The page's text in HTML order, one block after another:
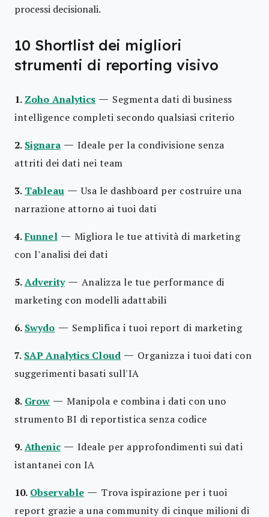
processi decisionali.
10 Shortlist dei migliori
strumenti di reporting visivo
1. Zoho Analytics — Segmenta dati di business
intelligence completi secondo qualsiasi criterio
2. Signara — Ideale per la condivisione senza
attriti dei dati nei team
3. Tableau —Usa le dashboard per costruire una
narrazione attorno ai tuoi dati
4.Funnel — Migliora le tue attività di marketing
con l’analisi dei dati
5.Adverity — Analizza le tue performance di
marketing con modelli adattabili
6. Swydo — Semplifica i tuoi report di marketing
7. SAP Analytics Cloud — Organizza i tuoi dati con
suggerimenti basati sull'IA
8. Grow —Manipola e combina i dati con uno
strumento BI di reportistica senza codice
9.Athenic — Ideale per approfondimenti sui dati
istantanei con IA
10. Observable — Trova ispirazione per i tuoi
report grazie a una community di cinque milioni di